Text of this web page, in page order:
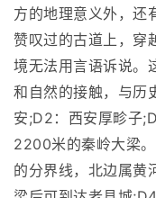
方的地理意义外，还
赞叹过的古道上，穿
境无法用言语诉说。
和自然的接触，与历
安;D2：西安厚畛子
2200米的秦岭大梁
的分界线，北边属黄